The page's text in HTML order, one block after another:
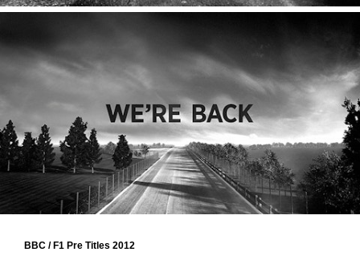
BBC / F1 Pre Titles 2012